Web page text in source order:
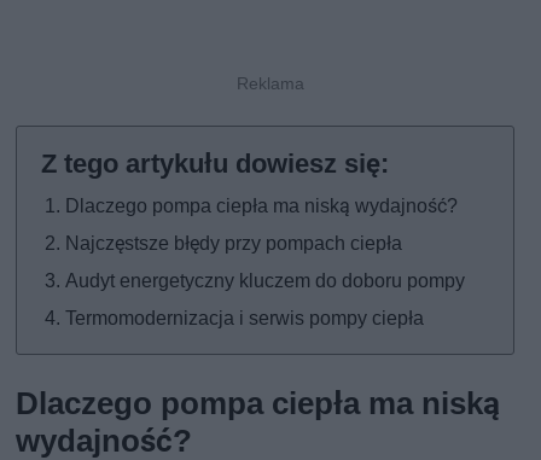
Dlaczego pompa ciepła ma niską wydajność?
Najczęstsze błędy przy pompach ciepła
Audyt energetyczny kluczem do doboru pompy
Termomodernizacja i serwis pompy ciepła
Dlaczego pompa ciepła ma niską
wydajność?